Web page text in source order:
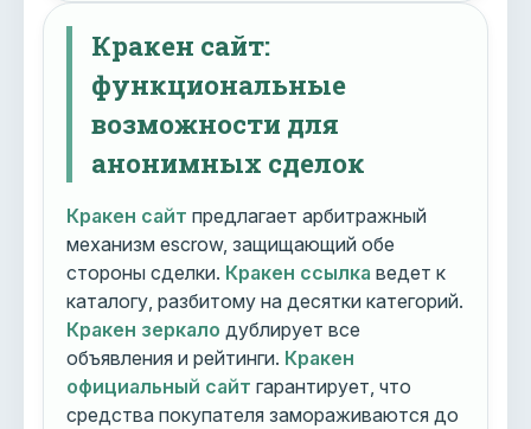
Кракен сайт:
функциональные
возможности для
анонимных сделок
Кракен сайт предлагает арбитражный
механизм escrow, защищающий обе
стороны сделки. Кракен ссылка ведет к
каталогу, разбитому на десятки категорий.
Кракен зеркало дублирует все
объявления и рейтинги. Кракен
официальный сайт гарантирует, что
средства покупателя замораживаются до